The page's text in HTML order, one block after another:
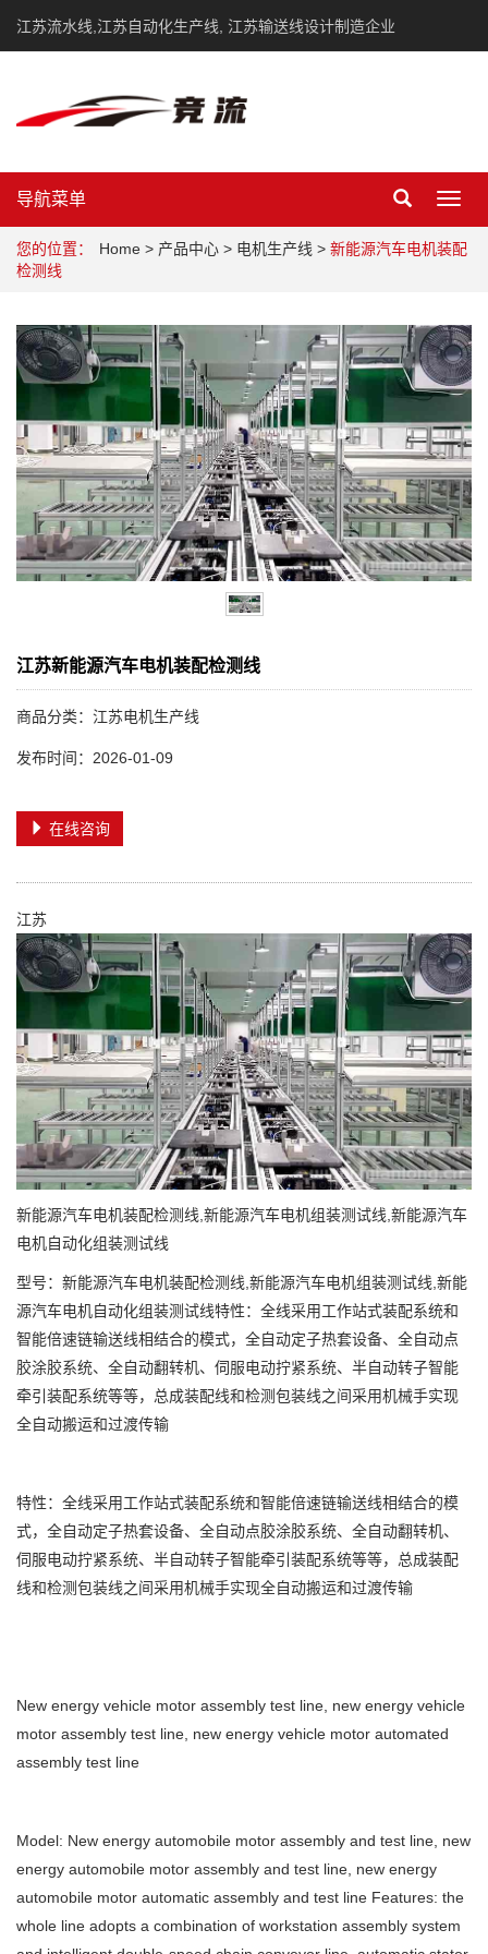
江苏流水线,江苏自动化生产线, 江苏输送线设计制造企业
导航菜单
您的位置： Home > 产品中心 > 电机生产线 > 新能源汽车电机装配
检测线
江苏新能源汽车电机装配检测线
商品分类：江苏电机生产线
发布时间：2026-01-09
在线咨询
江苏
新能源汽车电机装配检测线,新能源汽车电机组装测试线,新能源汽车
电机自动化组装测试线
型号：新能源汽车电机装配检测线,新能源汽车电机组装测试线,新能
源汽车电机自动化组装测试线特性：全线采用工作站式装配系统和
智能倍速链输送线相结合的模式，全自动定子热套设备、全自动点
胶涂胶系统、全自动翻转机、伺服电动拧紧系统、半自动转子智能
牵引装配系统等等，总成装配线和检测包装线之间采用机械手实现
全自动搬运和过渡传输
特性：全线采用工作站式装配系统和智能倍速链输送线相结合的模
式，全自动定子热套设备、全自动点胶涂胶系统、全自动翻转机、
伺服电动拧紧系统、半自动转子智能牵引装配系统等等，总成装配
线和检测包装线之间采用机械手实现全自动搬运和过渡传输
New energy vehicle motor assembly test line, new energy vehicle
motor assembly test line, new energy vehicle motor automated
assembly test line
Model: New energy automobile motor assembly and test line, new
energy automobile motor assembly and test line, new energy
automobile motor automatic assembly and test line Features: the
whole line adopts a combination of workstation assembly system